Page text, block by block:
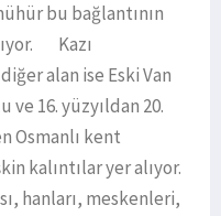
bu bağlantının
Kazı
alan ise Eski Van
ve 16. yüzyıldan 20.
Osmanlı kent
kalıntılar yer alıyor.
hanları, meskenleri,